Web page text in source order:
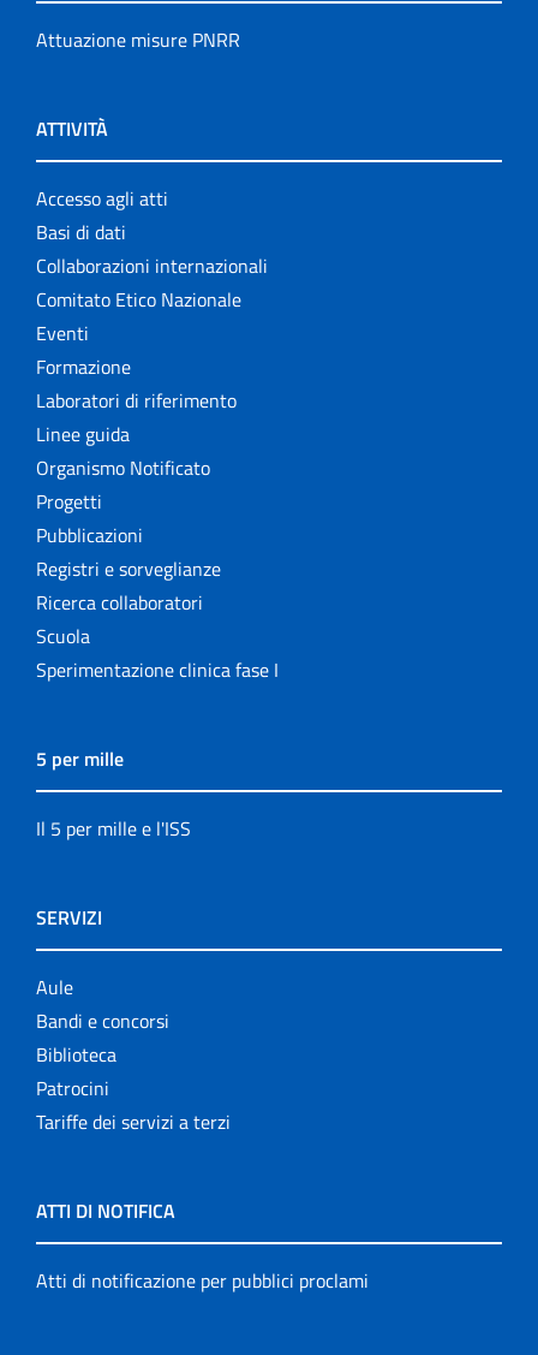
Attuazione misure PNRR
ATTIVITÀ
Accesso agli atti
Basi di dati
Collaborazioni internazionali
Comitato Etico Nazionale
Eventi
Formazione
Laboratori di riferimento
Linee guida
Organismo Notificato
Progetti
Pubblicazioni
Registri e sorveglianze
Ricerca collaboratori
Scuola
Sperimentazione clinica fase I
5 per mille
Il 5 per mille e l'ISS
SERVIZI
Aule
Bandi e concorsi
Biblioteca
Patrocini
Tariffe dei servizi a terzi
ATTI DI NOTIFICA
Atti di notificazione per pubblici proclami